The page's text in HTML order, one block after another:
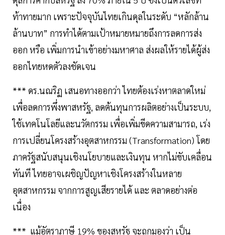
ท้าทายมาก เพราะปัจจุบันไทยเกินดุลในระดับ “หลักล้าน
ล้านบาท” การทำได้ตามเป้าหมายหมายถึงการลดการส่ง
ออก หรือ เพิ่มการนำเข้าอย่างมหาศาล ส่งผลให้รายได้ผู้ส่ง
ออกไทยหดตัวลงชัดเจน
*** ดร.นณริฏ เสนอทางออกว่า ไทยต้องเร่งหาตลาดใหม่
เพื่อลดการพึ่งพาสหรัฐ, ลดต้นทุนการผลิตอย่างเป็นระบบ,
ใช้เทคโนโลยีและนวัตกรรม เพื่อเพิ่มขีดความสามารถ, เร่ง
การเปลี่ยนโครงสร้างอุตสาหกรรม (Transformation) โดย
ภาครัฐสนับสนุนเชิงนโยบายและเงินทุน หากไม่ขับเคลื่อน
ทันที ไทยอาจเผชิญปัญหาเชิงโครงสร้างในหลาย
อุตสาหกรรม จากการสูญเสียรายได้ และ ตลาดอย่างต่อ
เนื่อง
*** แม้อัตราภาษี 19% ของสหรัฐ จะถูกมองว่า เป็น